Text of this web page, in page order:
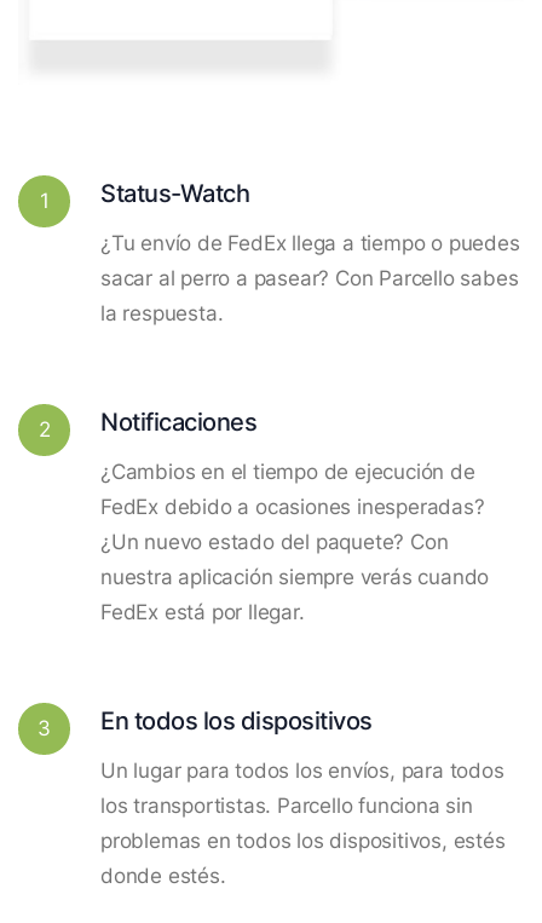
1 Status-Watch
¿Tu envío de FedEx llega a tiempo o puedes
sacar al perro a pasear? Con Parcello sabes
la respuesta.
2 Notificaciones
¿Cambios en el tiempo de ejecución de
FedEx debido a ocasiones inesperadas?
¿Un nuevo estado del paquete? Con
nuestra aplicación siempre verás cuando
FedEx está por llegar.
3 En todos los dispositivos
Un lugar para todos los envíos, para todos
los transportistas. Parcello funciona sin
problemas en todos los dispositivos, estés
donde estés.